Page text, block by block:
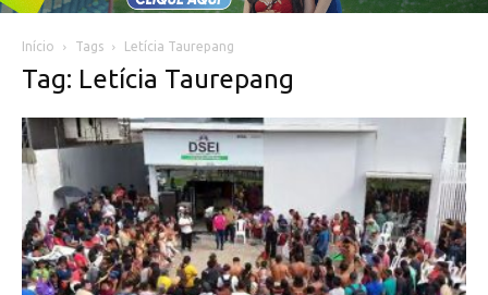
Início Tags Letícia Taurepang
Tag: Letícia Taurepang